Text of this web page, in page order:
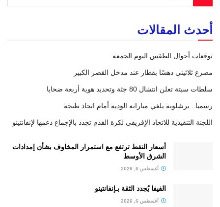
أحدث المقالات
توقعات أحوال الطقس اليوم الجمعة
مصرع ثلاثيني دهسًا بقطار عند مدخل القصر الكبير
سلطات سبتة تعلن انتشال 80 جثة وتحديد هوية أربعة ضحايا
رسميا.. برشلونة يلغي مباراته الودية أمام اتحاد طنجة
اللجنة التنفيذية للاتحاد الإفريقي لكرة القدم تجدد بالإجماع دعمها لإنفانتينو
أسعار النفط ترتفع مع استمرار المخاوف بشأن إمدادات
الشرق الأوسط
أغسطس 6, 2026
الفيفا يُجدد الثقة بـإنفانتينو
أغسطس 6, 2026